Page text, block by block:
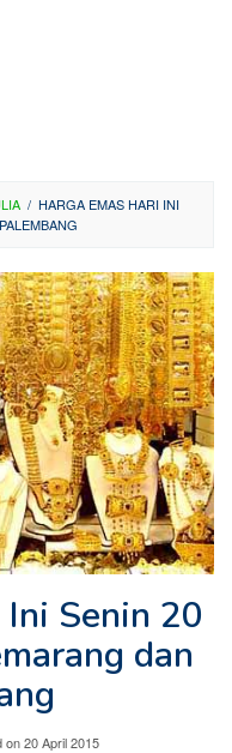
/ HARGA EMAS HARI INI
Senin 20
dan
on20 April 2015